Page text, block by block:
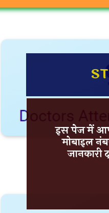
इस पेज में
मोबाइल
जानकारी